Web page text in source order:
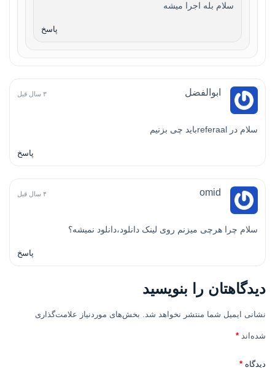
سلام بله اجرا میشه
پاسخ
ابوالفضل ۳ سال قبل
سلام در referaalباید چی بزنیم
پاسخ
omid ۴ سال قبل
سلام چرا هرچی میزنم روی لینک دانلود،دانلود نمیشه؟
پاسخ
دیدگاهتان را بنویسید
نشانی ایمیل شما منتشر نخواهد شد. بخش‌های موردنیاز علامت‌گذاری
شده‌اند *
دیدگاه *